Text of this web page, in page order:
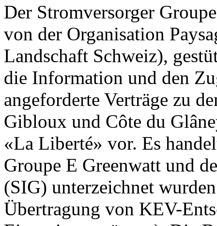
Der Stromversorger
von der Organisation
Landschaft Schweiz),
die Information und den
angeforderte Verträge zu
Gibloux und Côte du
«La Liberté» vor. Es
Groupe E Greenwatt und
(SIG) unterzeichnet
Übertragung von KEV-